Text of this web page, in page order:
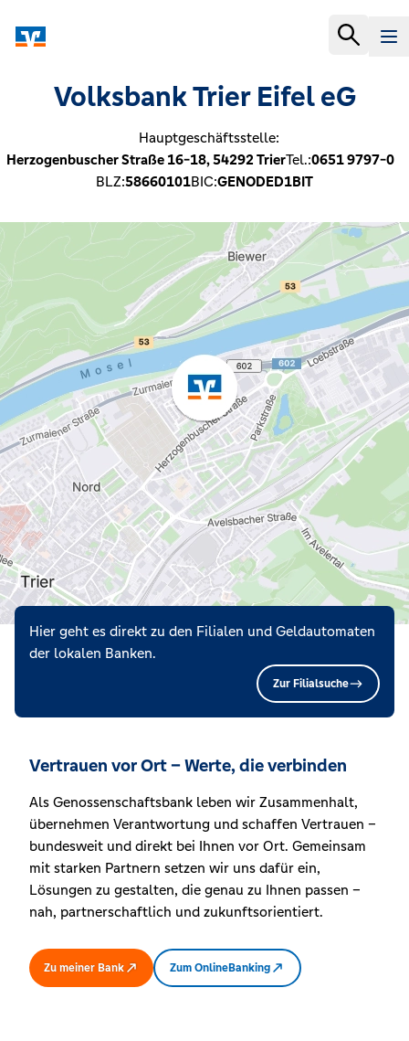
Volksbank Trier Eifel eG
Hauptgeschäftsstelle:
Herzogenbuscher Straße 16-18,54292 TrierTel.:0651 9797-0
BLZ:58660101BIC:GENODED1BIT
Hier geht es direkt zu den Filialen und Geldautomaten
der lokalen Banken.
Zur Filialsuche
Vertrauen vor Ort – Werte, die verbinden
Als Genossenschaftsbank leben wir Zusammenhalt,
übernehmen Verantwortung und schaffen Vertrauen –
bundesweit und direkt bei Ihnen vor Ort. Gemeinsam
mit starken Partnern setzen wir uns dafür ein,
Lösungen zu gestalten, die genau zu Ihnen passen –
nah, partnerschaftlich und zukunftsorientiert.
Zu meiner Bank Zum OnlineBanking